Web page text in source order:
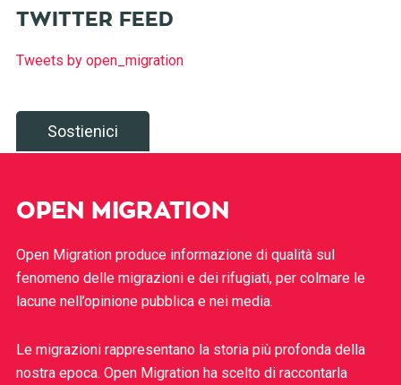
TWITTER FEED
Tweets by open_migration
Sostienici
OPEN MIGRATION
Open Migration produce informazione di qualità sul
fenomeno delle migrazioni e dei rifugiati, per colmare le
lacune nell’opinione pubblica e nei media.
Le migrazioni rappresentano la storia più profonda della
nostra epoca. Open Migration ha scelto di raccontarla